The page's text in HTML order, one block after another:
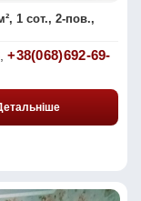
1 сот., 2-пов.,
,+38(068)692-69-